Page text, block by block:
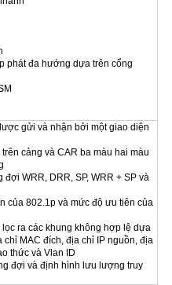
phát đa hướng dựa trên cổng
gửi và nhận bởi một giao diện
cảng và CAR ba màu hai màu
WRR, DRR, SP, WRR + SP và
của 802.1p và mức độ ưu tiên của
ra các khung không hợp lệ dựa
chỉ MAC đích, địa chỉ IP nguồn, địa
thức và Vlan ID
đợi và định hình lưu lượng truy